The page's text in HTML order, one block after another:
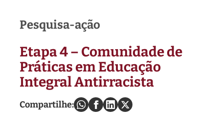
Pesquisa-ação
Etapa 4 – Comunidade de
Práticas em Educação
Integral Antirracista
Compartilhe: